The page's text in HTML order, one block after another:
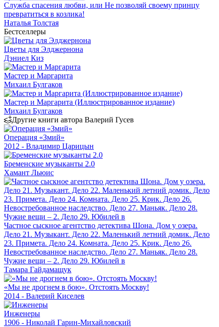
Служба спасения любви, или Не позволяй своему принцу
превратиться в козлика!
Наталья Толстая
Бестселлеры
Цветы для Элджернона
Дэниел Киз
Мастер и Маргарита
Михаил Булгаков
Мастер и Маргарита (Иллюстрированное издание)
Михаил Булгаков
Другие книги автора Валерий Гусев
Операция «Змий»
2012 - Владимир Царицын
Бременские музыканты 2.0
Хамант Льюис
Частное сыскное агентство детектива Шона. Дом у озера.
Дело 21. Музыкант. Дело 22. Маленький летний домик. Дело
23. Примета. Дело 24. Комната. Дело 25. Крик. Дело 26.
Невостребованное наследство. Дело 27. Маньяк. Дело 28.
Чужие вещи – 2. Дело 29. Юбилей в
Тамара Гайдамащук
«Мы не дрогнем в бою». Отстоять Москву!
2014 - Валерий Киселев
Инженеры
1906 - Николай Гарин-Михайловский